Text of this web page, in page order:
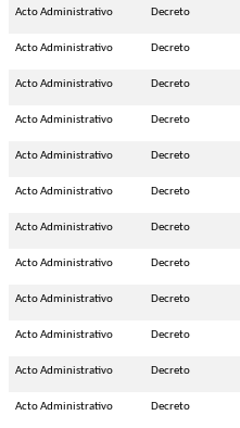
Acto Administrativo Decreto
Acto Administrativo Decreto
Acto Administrativo Decreto
Acto Administrativo Decreto
Acto Administrativo Decreto
Acto Administrativo Decreto
Acto Administrativo Decreto
Acto Administrativo Decreto
Acto Administrativo Decreto
Acto Administrativo Decreto
Acto Administrativo Decreto
Acto Administrativo Decreto